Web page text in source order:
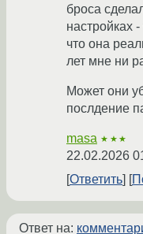
броса
настройках
что она
лет мне ни
Может они
послдение
masa ★★★
22.02.2026
Ответить
Ответ на: